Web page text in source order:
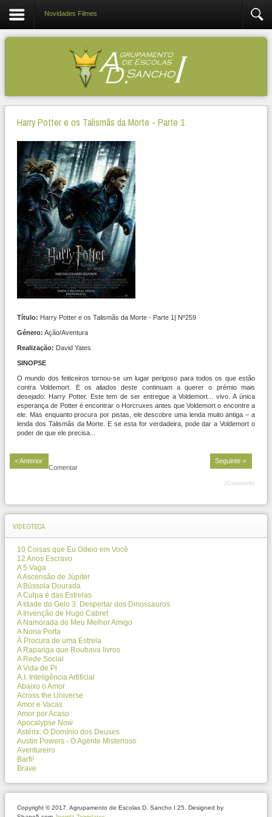
Novidades Filmes
Harry Potter e os Talismãs da Morte - Parte 1
Título: Harry Potter e os Talismãs da Morte - Parte 1| Nº259
Género: Ação/Aventura
Realização: David Yates
SINOPSE
O mundo dos feiticeiros tornou-se um lugar perigoso para todos os que estão
contra Voldemort. E os aliados deste continuam a querer o prémio mais
desejado: Harry Potter. Este tem de ser entregue a Voldemort... vivo. A única
esperança de Potter é encontrar o Horcruxes antes que Voldemort o encontre a
ele. Mas enquanto procura por pistas, ele descobre uma lenda muito antiga – a
lenda dos Talismãs da Morte. E se esta for verdadeira, pode dar a Voldemort o
poder de que ele precisa...
< Anterior
Seguinte >
Comentar
JComments
VIDEOTECA
10 Coisas que Eu Odeio em Você
12 Anos Escravo
A 5 Vaga
A Ascensão de Júpiter
A Bússola Dourada
A Culpa é das Estrelas
A Idade do Gelo 3: Despertar dos Dinossauros
A Invenção de Hugo Cabret
A Namorada do Meu Melhor Amigo
A Nona Porta
À Procura de uma Estrela
A Rapariga que Roubava livros
A Rede Social
A Vida de Pi
A.I. Inteligência Artificial
Abaixo o Amor
Across the Universe
Amor e Vacas
Amor por Acaso
Apocalypse Now
Astérix: O Domínio dos Deuses
Austin Powers - O Agente Misterioso
Aventureiro
Barfi!
Brave
Copyright © 2017. Agrupamento de Escolas D. Sancho I 25. Designed by